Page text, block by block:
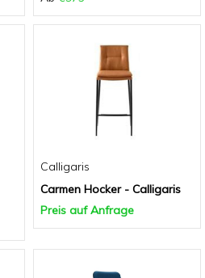
Calligaris
Carmen Hocker - Calligaris
Preis auf Anfrage